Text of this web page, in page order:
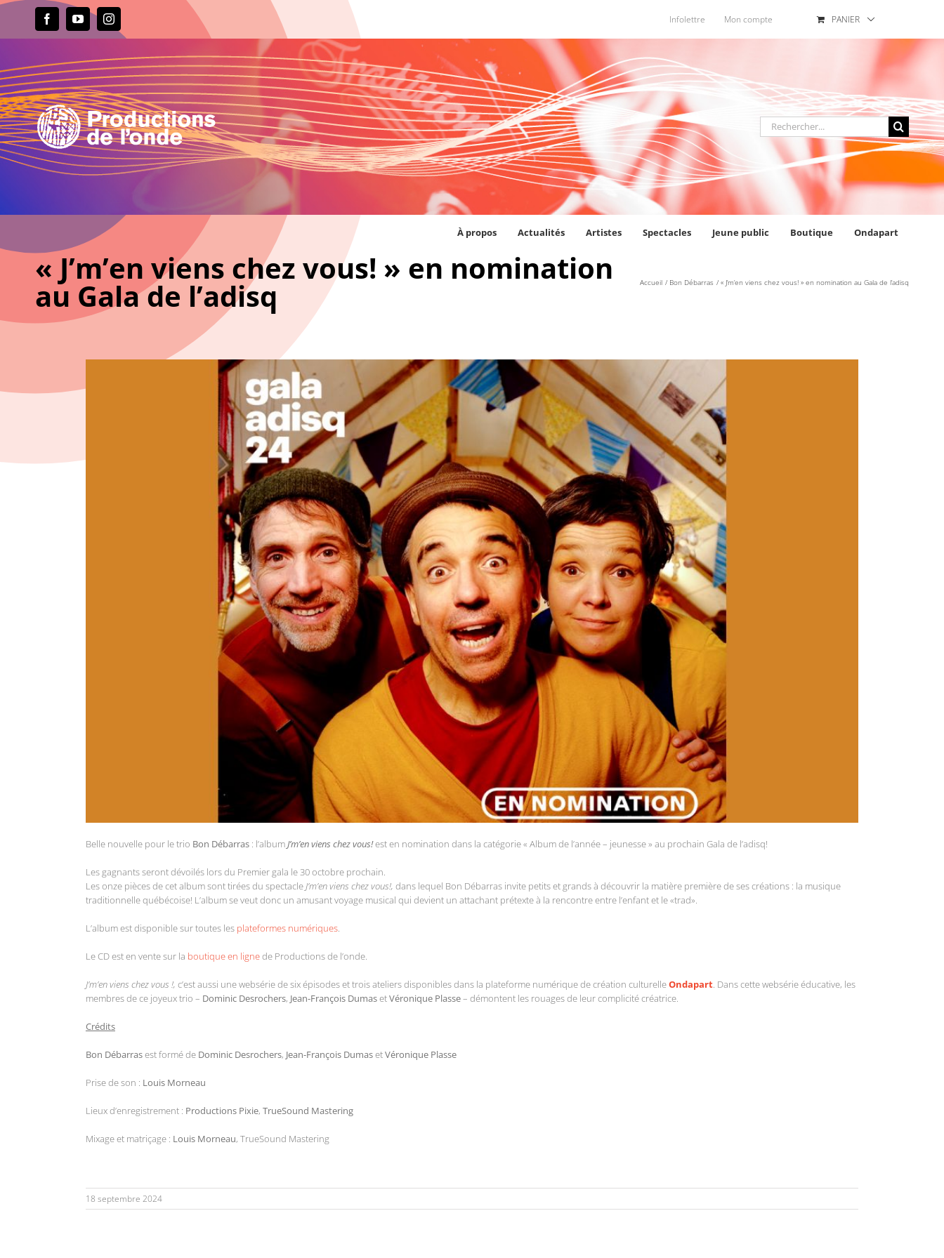
Passer
FacebookYouTubeInstagram Infolettre Mon compte PANIER
Rechercher
:
À propos Actualités Artistes Spectacles Jeune public Boutique Ondapart
« J’m’en viens chez vous! » en nomination
au Gala de l’adisq Accueil Bon Débarras « J’m’en viens chez vous! » en nomination au Gala de l’adisq
Belle nouvelle pour le trio Bon Débarras: l’albumJ’m’en viens chez vous!est en nomination dans la catégorie « Album de l’année – jeunesse » au prochain Gala de l’adisq!
Les gagnants seront dévoilés lors du Premier gala le 30 octobre prochain.
Les onze pièces de cet album sont tirées du spectacleJ’m’en viens chez vous!, dans lequel Bon Débarras invite petits et grands à découvrir la matière première de ses créations : la musique
traditionnelle québécoise! L’album se veut donc un amusant voyage musical qui devient un attachant prétexte à la rencontre entre l’enfant et le «trad».
L’album est disponible sur toutes les plateformes numériques.
Le CD est en vente sur la boutique en lignede Productions de l’onde.
J’m’en viens chez vous !, c’est aussi une websérie de six épisodes et trois ateliers disponibles dans la plateforme numérique de création culturelleOndapart. Dans cette websérie éducative, les
membres de ce joyeux trio – Dominic Desrochers, Jean-François DumasetVéronique Plasse– démontent les rouages de leur complicité créatrice.
Crédits
Bon Débarrasest formé de Dominic Desrochers, Jean-François DumasetVéronique Plasse
Prise de son : Louis Morneau
Lieux d’enregistrement : Productions Pixie, TrueSound Mastering
Mixage et matriçage : Louis Morneau, TrueSound Mastering
18 septembre 2024